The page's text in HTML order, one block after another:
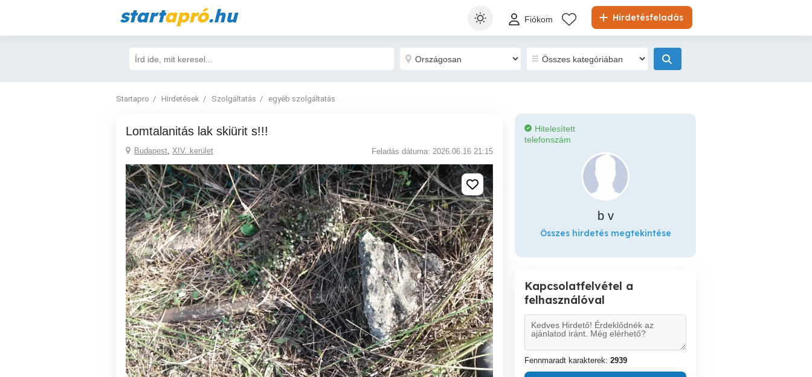
startapró.hu Hirdetésfeladás
Fiókom
Startapro Hirdetések Szolgáltatás egyéb szolgáltatás
Lomtalanitás lak skiürit s!!!
Budapest, XIV. kerület Feladás dátuma: 2026.06.16 21:15
Hitelesített
telefonszám
b v
Összes hirdetés megtekintése
Kapcsolatfelvétel a
felhasználóval
Fennmaradt karakterek: 2939